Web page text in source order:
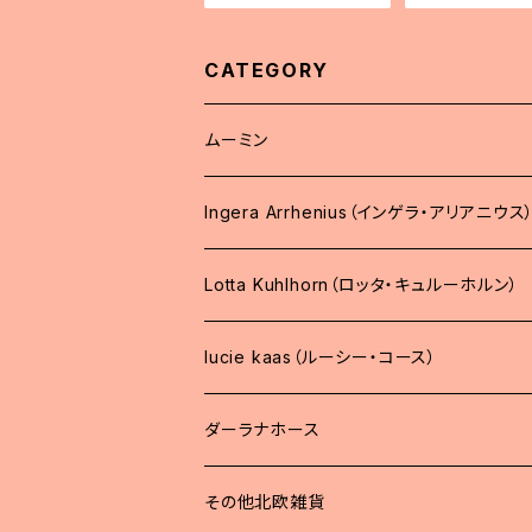
CATEGORY
ムーミン
Ingera Arrhenius（インゲラ・アリアニウス
Lotta Kuhlhorn（ロッタ・キュルーホルン）
lucie kaas（ルーシー・コース）
ダーラナホース
その他北欧雑貨